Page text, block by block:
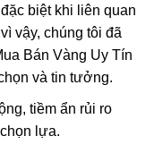
biệt khi liên quan
vậy, chúng tôi đã
Bán Vàng Uy Tín
và tin tưởng.
tiềm ẩn rủi ro
lựa.